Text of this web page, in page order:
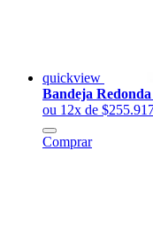
quickview
Bandeja
ou 12x de
Comprar